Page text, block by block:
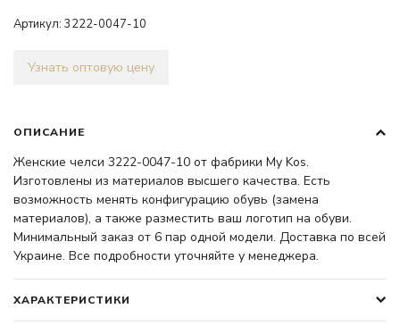
Артикул: 3222-0047-10
Узнать оптовую цену
ОПИСАНИЕ
Женские челси 3222-0047-10 от фабрики My Kos.
Изготовлены из материалов высшего качества. Есть
возможность менять конфигурацию обувь (замена
материалов), а также разместить ваш логотип на обуви.
Минимальный заказ от 6 пар одной модели. Доставка по всей
Украине. Все подробности уточняйте у менеджера.
ХАРАКТЕРИСТИКИ